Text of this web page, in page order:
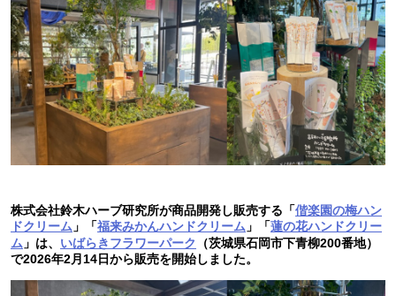
株式会社鈴木ハーブ研究所が商品開発し販売する「偕楽園の梅ハン
ドクリーム 」「福来みかんハンドクリーム 」「蓮の花ハンドクリー
ム 」は、 いばらきフラワーパーク
（茨城県石岡市下青柳200番地）
で2026年2月14日から販売を開始しました。